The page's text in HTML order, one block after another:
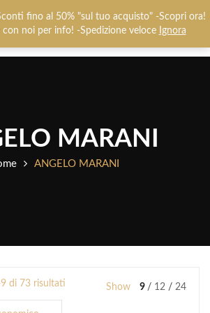
fino al 50% "sul tuo acquisto" -Scopri ora!
con noi per info! -Spedizione veloce Ignora
0
MARANI
ANGELO MARANI
9 di 73 risultati
Prezzo:
Show 9 12 24